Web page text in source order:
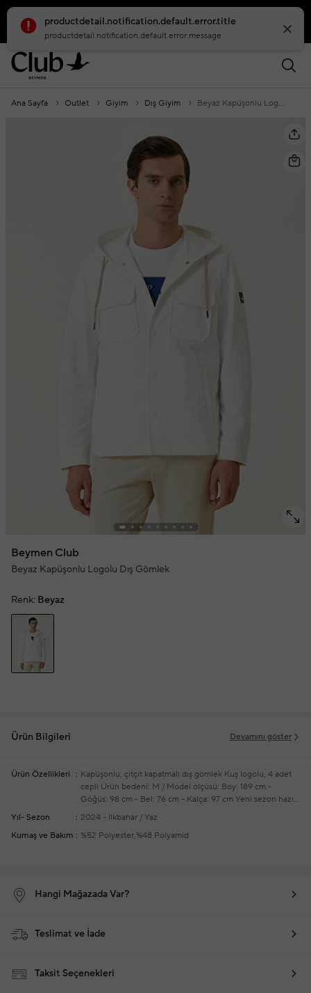
smartbanner.popup.text smartbanner.popup.buttontext
productdetail.notification.default.error.title
productdetail.notification.default.error.message
Ana Sayfa Outlet Giyim Dış Giyim Beyaz Kapüşonlu Logolu Dış Gömlek
Beymen Club
Beyaz Kapüşonlu Logolu Dış Gömlek
Renk: Beyaz
Ürün Bilgileri Devamını göster
Ürün Özellikleri Kapüşonlu, çıtçıt kapatmalı dış gömlek
cepli Ürün bedeni: M / Model ölçüsü: Boy: 189 cm -
Göğüs: 98 cm - Bel: 76 cm - Kalça: 97 cm Yeni sezon hazır
giyim alışverişlerinizde ücretsiz tadilat yapılmaktadır
Yıl- Sezon
2024 - İlkbahar / Yaz
Kumaş ve Bakım
%52 Polyester,%48 Polyamid
Hangi Mağazada Var?
Teslimat ve İade
Taksit Seçenekleri